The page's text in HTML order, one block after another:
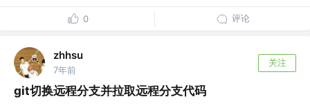
0 评论
zhhsu
7年前
关注
git切换远程分支并拉取远程分支代码